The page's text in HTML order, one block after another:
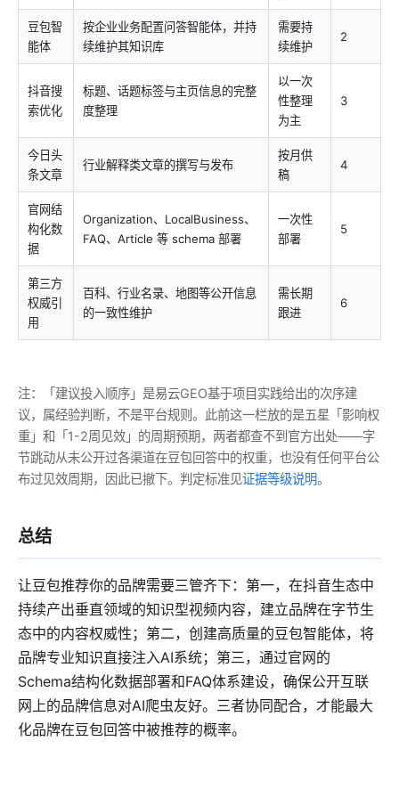
豆包智
能体
按企业业务配置问答智能体，并持
续维护其知识库
需要持
续维护
2
抖音搜
索优化
标题、话题标签与主页信息的完整
度整理
以一次
性整理
为主
3
今日头
条文章
行业解释类文章的撰写与发布
按月供
稿
4
官网结
构化数
据
Organization、LocalBusiness、
FAQ、Article 等 schema 部署
一次性
部署
5
第三方
权威引
用
百科、行业名录、地图等公开信息
的一致性维护
需长期
跟进
6
注：「建议投入顺序」是易云GEO基于项目实践给出的次序建
议，属经验判断，不是平台规则。此前这一栏放的是五星「影响权
重」和「1-2周见效」的周期预期，两者都查不到官方出处——字
节跳动从未公开过各渠道在豆包回答中的权重，也没有任何平台公
布过见效周期，因此已撤下。判定标准见证据等级说明。
总结
让豆包推荐你的品牌需要三管齐下：第一，在抖音生态中
持续产出垂直领域的知识型视频内容，建立品牌在字节生
态中的内容权威性；第二，创建高质量的豆包智能体，将
品牌专业知识直接注入AI系统；第三，通过官网的
Schema结构化数据部署和FAQ体系建设，确保公开互联
网上的品牌信息对AI爬虫友好。三者协同配合，才能最大
化品牌在豆包回答中被推荐的概率。